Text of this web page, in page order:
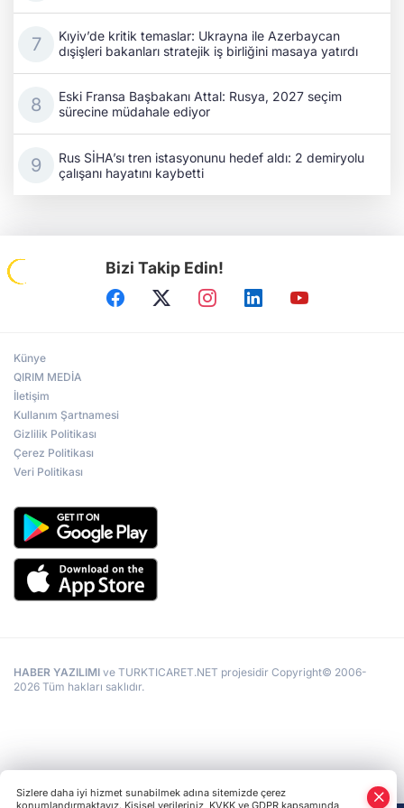
Kıyiv’de kritik temaslar: Ukrayna ile Azerbaycan
dışişleri bakanları stratejik iş birliğini masaya yatırdı
Eski Fransa Başbakanı Attal: Rusya, 2027 seçim
sürecine müdahale ediyor
Rus SİHA’sı tren istasyonunu hedef aldı: 2 demiryolu
çalışanı hayatını kaybetti
Bizi Takip Edin!
Künye
QIRIM MEDİA
İletişim
Kullanım Şartnamesi
Gizlilik Politikası
Çerez Politikası
Veri Politikası
HABER YAZILIMI ve TURKTICARET.NET projesidir Copyright© 2006-
2026 Tüm hakları saklıdır.
Sizlere daha iyi hizmet sunabilmek adına sitemizde çerez
konumlandırmaktayız. Kişisel verileriniz, KVKK ve GDPR kapsamında